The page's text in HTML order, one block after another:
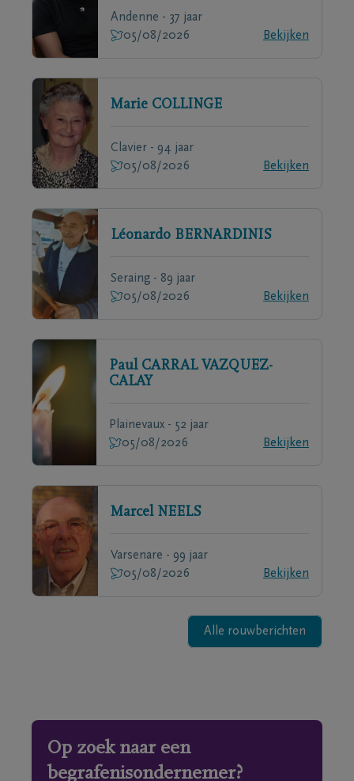
Andenne - 37 jaar
05/08/2026
Bekijken
Marie COLLINGE
Clavier - 94 jaar
05/08/2026
Bekijken
Léonardo BERNARDINIS
Seraing - 89 jaar
05/08/2026
Bekijken
Paul CARRAL VAZQUEZ-
CALAY
Plainevaux - 52 jaar
05/08/2026
Bekijken
Marcel NEELS
Varsenare - 99 jaar
05/08/2026
Bekijken
Alle rouwberichten
Op zoek naar een
begrafenisondernemer?